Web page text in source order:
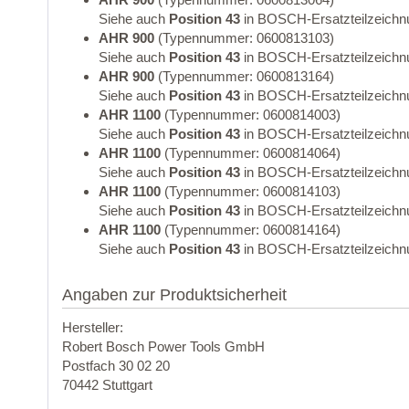
Siehe auch Position 43 in BOSCH-
AHR 900 (Typennummer: 0600813103)
Siehe auch Position 43 in BOSCH-
AHR 900 (Typennummer: 0600813164)
Siehe auch Position 43 in BOSCH-
AHR 1100 (Typennummer: 0600814003)
Siehe auch Position 43 in BOSCH-
AHR 1100 (Typennummer: 0600814064)
Siehe auch Position 43 in BOSCH-
AHR 1100 (Typennummer: 0600814103)
Siehe auch Position 43 in BOSCH-
AHR 1100 (Typennummer: 0600814164)
Siehe auch Position 43 in BOSCH-
Angaben zur Produktsicherheit
Hersteller:
Robert Bosch Power Tools GmbH
Postfach 30 02 20
70442 Stuttgart